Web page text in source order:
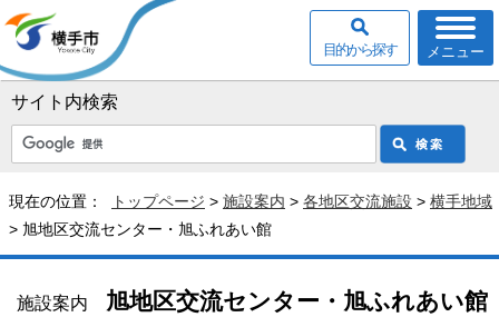
サイト内検索
メニュー
目的から探す
現在の位置： トップページ > 施設案内 > 各地区交流施設 > 横手地域
> 旭地区交流センター・旭ふれあい館
施設案内 旭地区交流センター・旭ふれあい館